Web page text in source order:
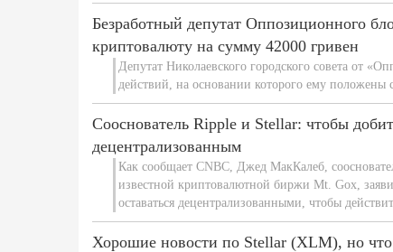
Безработный депутат Оппозиционного
криптовалюту на сумму 42000 гривен
Депутат Николаевского городского совета от
действий, на основании которого ему положены
Сооснователь Ripple и Stellar: чтобы
децентрализованным
Как сообщает CNBC, Джед МакКалеб,
известной криптовалютной биржи Mt. Gox,
оставаться децентрализованными, чтобы
Хорошие новости по Stellar (XLM), но что